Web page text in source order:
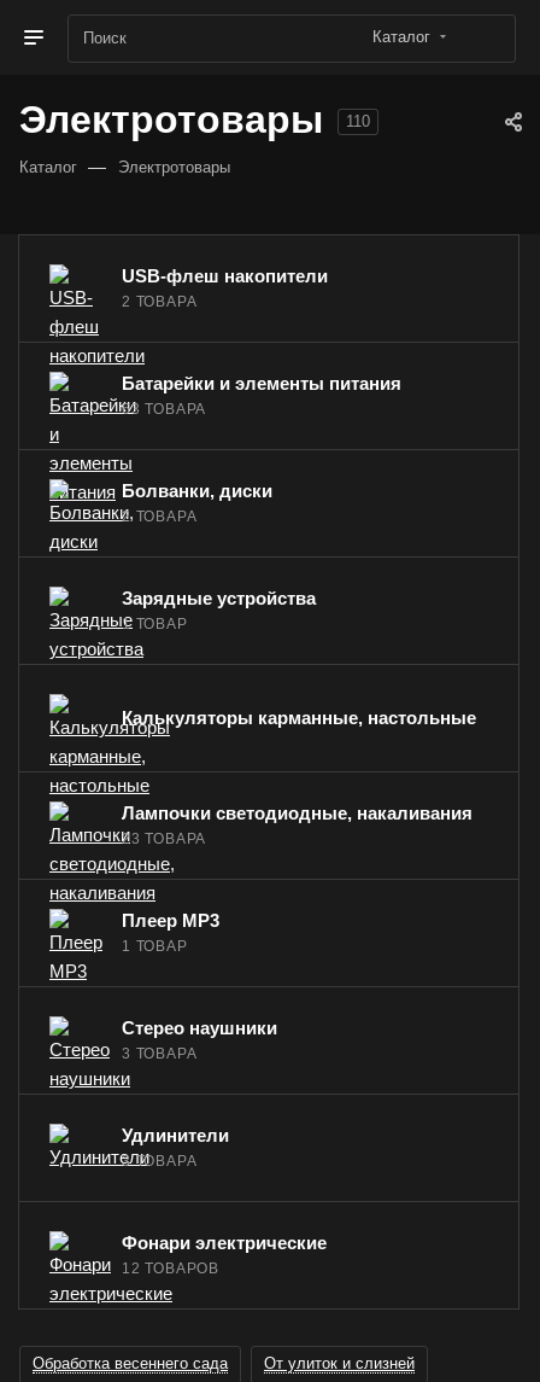
Каталог
Электротовары 110
Каталог — Электротовары
USB-флеш накопители
2 ТОВАРА
Батарейки и элементы питания
63 ТОВАРА
Болванки, диски
2 ТОВАРА
Зарядные устройства
1 ТОВАР
Калькуляторы карманные, настольные
Лампочки светодиодные, накаливания
23 ТОВАРА
Плеер MP3
1 ТОВАР
Стерео наушники
3 ТОВАРА
Удлинители
3 ТОВАРА
Фонари электрические
12 ТОВАРОВ
Обработка весеннего сада От улиток и слизней